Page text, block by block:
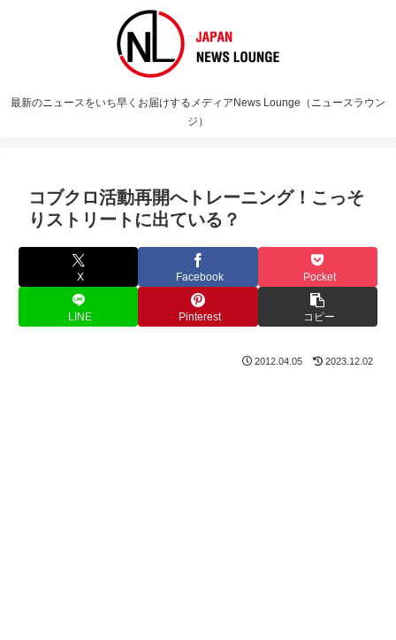
最新のニュースをいち早くお届けするメディアNews Lounge（ニュースラウン
ジ）
コブクロ活動再開へトレーニング！こっそ
りストリートに出ている？
X Facebook Pocket
LINE Pinterest コピー
2012.04.05 2023.12.02